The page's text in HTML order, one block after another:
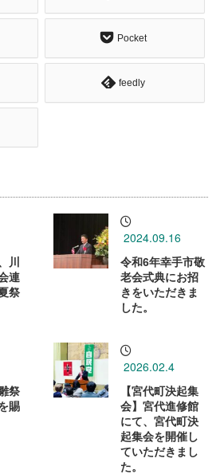
Pocket
feedly
川
連
祭
2024.09.16
令和6年幸手市敬
老会式典にお招
きをいただきま
した。
祭
賜
2026.02.4
【宮代町決起集
会】宮代進修館
にて、宮代町決
起集会を開催し
ていただきまし
た。